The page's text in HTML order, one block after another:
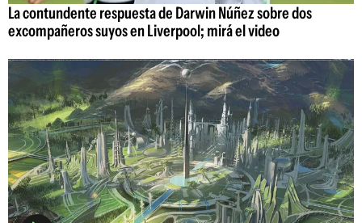
La contundente respuesta de Darwin Núñez sobre dos
excompañeros suyos en Liverpool; mirá el video